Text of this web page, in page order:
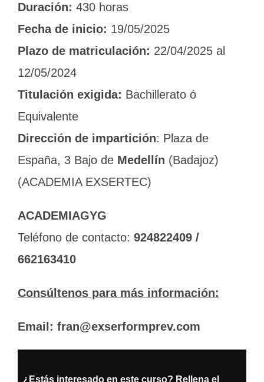
Duración: 430 horas
Fecha de inicio: 19/05/2025
Plazo de matriculación: 22/04/2025 al
12/05/2024
Titulación exigida: Bachillerato ó
Equivalente
Dirección de impartición: Plaza de
España, 3 Bajo de Medellín (Badajoz)
(ACADEMIA EXSERTEC)
ACADEMIAGYG
Teléfono de contacto: 924822409 /
662163410
Consúltenos para más información:
Email: fran@exserformprev.com
¿Estás interesado en este curso? Rellena el